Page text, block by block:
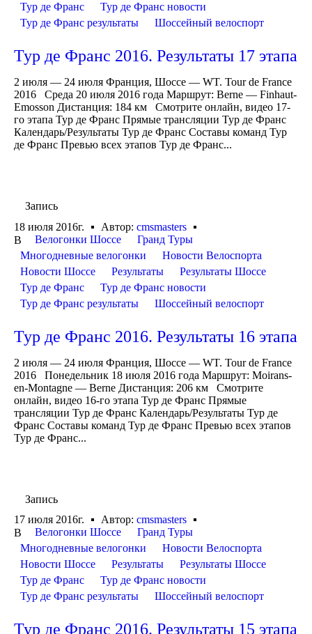
Тур де Франс
Тур де Франс новости
Тур де Франс результаты
Шоссейный велоспорт
Тур де Франс 2016. Результаты 17 этапа
2 июля — 24 июля Франция, Шоссе — WT. Tour de France
2016 Среда 20 июля 2016 года Маршрут: Berne — Finhaut-
Emosson Дистанция: 184 км Смотрите онлайн, видео 17-
го этапа Тур де Франс Прямые трансляции Тур де Франс
Календарь/Результаты Тур де Франс Составы команд Тур
де Франс Превью всех этапов Тур де Франс...
Запись
18 июля 2016г.
Автор: cmsmasters
В
Велогонки Шоссе
Гранд Туры
Многодневные велогонки
Новости Велоспорта
Новости Шоссе
Результаты
Результаты Шоссе
Тур де Франс
Тур де Франс новости
Тур де Франс результаты
Шоссейный велоспорт
Тур де Франс 2016. Результаты 16 этапа
2 июля — 24 июля Франция, Шоссе — WT. Tour de France
2016 Понедельник 18 июля 2016 года Маршрут: Moirans-
en-Montagne — Berne Дистанция: 206 км Смотрите
онлайн, видео 16-го этапа Тур де Франс Прямые
трансляции Тур де Франс Календарь/Результаты Тур де
Франс Составы команд Тур де Франс Превью всех этапов
Тур де Франс...
Запись
17 июля 2016г.
Автор: cmsmasters
В
Велогонки Шоссе
Гранд Туры
Многодневные велогонки
Новости Велоспорта
Новости Шоссе
Результаты
Результаты Шоссе
Тур де Франс
Тур де Франс новости
Тур де Франс результаты
Шоссейный велоспорт
Тур де Франс 2016. Результаты 15 этапа